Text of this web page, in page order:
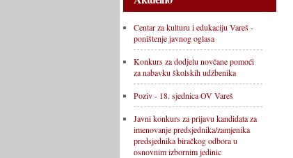
Centar za kulturu i edukaciju Vareš -
poništenje javnog oglasa
Konkurs za dodjelu novčane pomoći
za nabavku školskih udžbenika
Poziv - 18. sjednica OV Vareš
Javni konkurs za prijavu kandidata za
imenovanje predsjednika/zamjenika
predsjednika biračkog odbora u
osnovnim izbornim jedinic